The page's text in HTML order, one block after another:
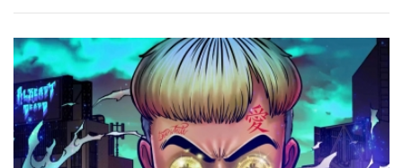
ค้นหา
SHARE TWEET LINE EMAIL